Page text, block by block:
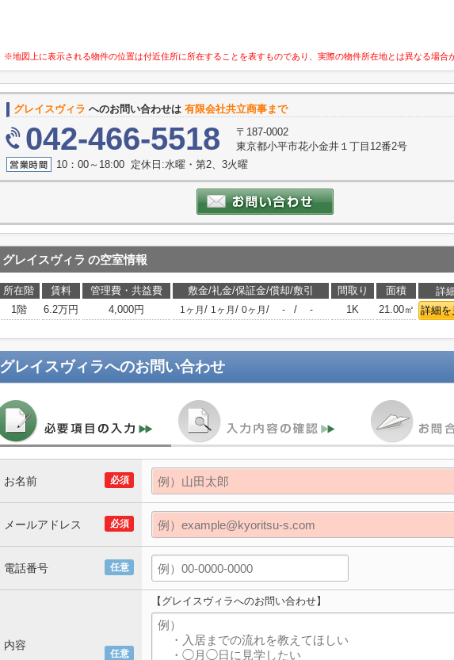
※地図上に表示される物件の位置は付近住所に所在することを表すものであり、実際の物件所在地とは異なる場合
グレイスヴィラ へのお問い合わせは 有限会社共立商事まで
042-466-5518
〒187-0002
東京都小平市花小金井１丁目12番2号
10：00～18:00 定休日:水曜・第2、3火曜
グレイスヴィラ の空室情報
所在階 賃料 管理費・共益費 敷金/礼金/保証金/償却/敷引 間取り 面積 詳
1階
6.2万円 4,000円 1ヶ月 / 1ヶ月 / 0ヶ月 / - / - 1K 21.00㎡ 詳細を
グレイスヴィラへのお問い合わせ
必須
お名前
必須
メールアドレス
任意
電話番号
任意
内容
【グレイスヴィラへのお問い合わせ】